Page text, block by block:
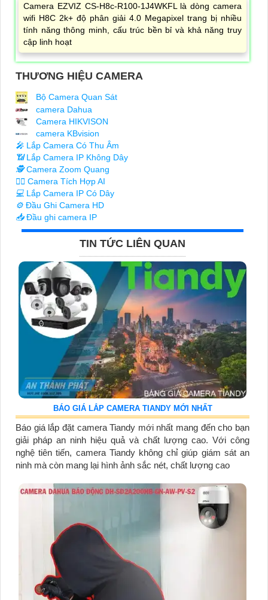
Camera EZVIZ CS-H8c-R100-1J4WKFL là dòng camera
wifi H8C 2k+ độ phân giải 4.0 Megapixel trang bị nhiều
tính năng thông minh, cấu trúc bền bỉ và khả năng truy
cập linh hoạt
THƯƠNG HIỆU CAMERA
Bộ Camera Quan Sát
camera Dahua
Camera HIKVISON
camera KBvision
️🎤️ Lắp Camera Có Thu Âm
📶Lắp Camera IP Không Dây
🕵️Camera Zoom Quang
🧛‍♀️ Camera Tích Hợp AI
💻 Lắp Camera IP Có Dây
⚙️ Đầu Ghi Camera HD
📥Đầu ghi camera IP
TIN TỨC LIÊN QUAN
BÁO GIÁ LẮP CAMERA TIANDY MỚI NHẤT
Báo giá lắp đặt camera Tiandy mới nhất mang đến cho bạn
giải pháp an ninh hiệu quả và chất lượng cao. Với công
nghệ tiên tiến, camera Tiandy không chỉ giúp giám sát an
ninh mà còn mang lại hình ảnh sắc nét, chất lượng cao